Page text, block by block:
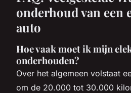
onderhoud van een
auto
Hoe vaak moet ik mijn
onderhouden?
Over het algemeen volstaat
om de 20.000 tot 30.000